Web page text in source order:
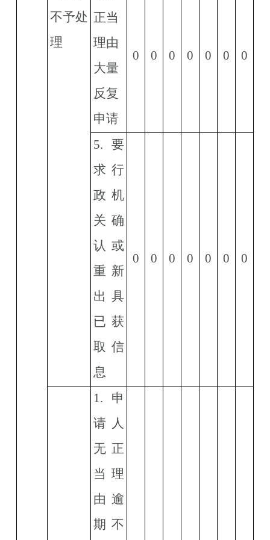
不予处
理
正当
理由
大量
反复
申请
0 0 0 0 0 0 0
5. 要
求行
政机
关确
认或
重新
出具
已获
取信
息
0 0 0 0 0 0 0
1. 申
请人
无正
当理
由逾
期不